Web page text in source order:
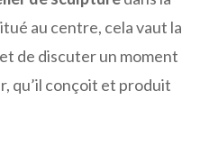
au centre, cela vaut la
de discuter un moment
qu’il conçoit et produit